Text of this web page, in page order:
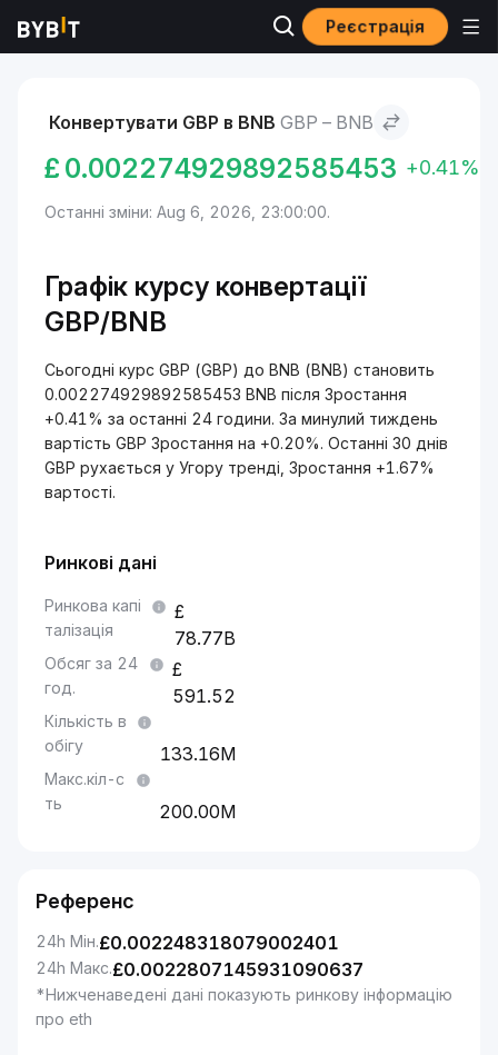
Реєстрація
Ринки GBP to BNB
Конвертувати GBP в BNB GBP – BNB
£ 0.002274929892585453 +0.41%
Останні зміни: Aug 6, 2026, 23:00:00.
Графік курсу конвертації
GBP/BNB
Сьогодні курс GBP (GBP) до BNB (BNB) становить
0.002274929892585453 BNB після Зростання
+0.41% за останні 24 години. За минулий тиждень
вартість GBP Зростання на +0.20%. Останні 30 днів
GBP рухається у Угору тренді, Зростання +1.67%
вартості.
Ринкові дані
Ринкова капі
талізація
78.77B
Обсяг за 24
год.
591.52
Кількість в
обігу
133.16M
Макс.кіл-с
ть
200.00M
Референс
24h Мін.£0.002248318079002401
24h Макс.£0.0022807145931090637
*Нижченаведені дані показують ринкову інформацію
про eth